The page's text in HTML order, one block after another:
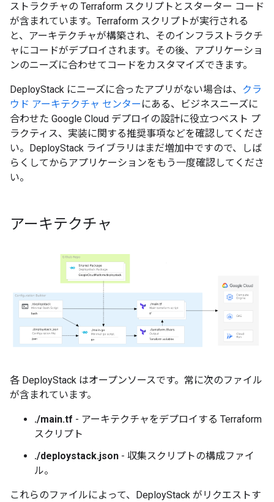
ストラクチャの Terraform スクリプトとスターター コード
が含まれています。Terraform スクリプトが実行される
と、アーキテクチャが構築され、そのインフラストラクチ
ャにコードがデプロイされます。その後、アプリケーショ
ンのニーズに合わせてコードをカスタマイズできます。
DeployStack にニーズに合ったアプリがない場合は、 クラ
ウド アーキテクチャ センター にある、ビジネスニーズに
合わせた Google Cloud デプロイの設計に役立つベスト プ
ラクティス、実装に関する推奨事項などを確認してくださ
い。DeployStack ライブラリはまだ増加中ですので、しば
らくしてからアプリケーションをもう一度確認してくださ
い。
アーキテクチャ
各 DeployStack はオープンソースです。常に次のファイル
が含まれています。
./main.tf - アーキテクチャをデプロイする Terraform
スクリプト
./deploystack.json - 収集スクリプトの構成ファイ
ル。
これらのファイルによって、DeployStack がリクエストす